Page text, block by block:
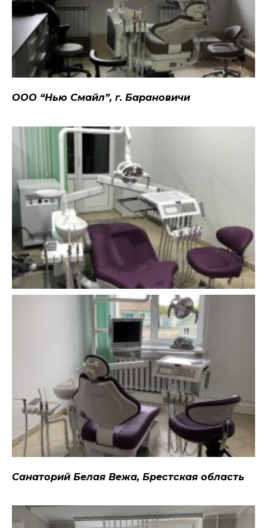
ООО “Нью Смайл”, г. Барановичи
Санаторий Белая Вежа, Брестская область